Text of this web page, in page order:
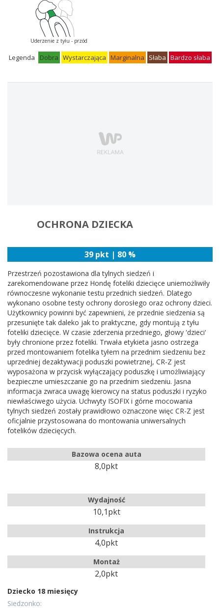
Uderzenie z tyłu - przód
Legenda Dobra Wystarczająca Marginalna Słaba Bardzo słaba
OCHRONA DZIECKA
39 pkt | 80 %
Przestrzeń pozostawiona dla tylnych siedzeń i
zarekomendowane przez Hondę foteliki dziecięce uniemożliwiły
równoczesne wykonanie testu przednich siedzeń. Dlatego
wykonano osobne testy ochrony dorosłego oraz ochrony dzieci.
Użytkownicy powinni być zapewnieni, że przednie siedzenia są
przesunięte tak daleko jak to praktyczne, gdy montują z tyłu
foteliki dziecięce. W czasie zderzenia przedniego, głowy 'dzieci'
były chronione przez foteliki. Trwała etykieta jasno ostrzega
przed montowaniem fotelika tyłem na przednim siedzeniu bez
uprzedniej dezaktywacji poduszki powietrznej, CR-Z jest
wyposażona w przycisk wyłączający poduszkę i umożliwiający
bezpieczne umieszczanie go na przednim siedzeniu. Jasna
informacja zwraca uwagę kierowcy na status poduszki i ryzyko
niewłaściwego użycia. Uchwyty ISOFIX i górne mocowania
tylnych siedzeń zostały prawidłowo oznaczone więc CR-Z jest
oficjalnie przystosowana do montowania uniwersalnych
fotelików dziecięcych.
Bazowa ocena auta
8,0pkt
Wydajność
10,1pkt
Instrukcja
4,0pkt
Montaż
2,0pkt
Dziecko 18 miesięcy
Siedzonko: